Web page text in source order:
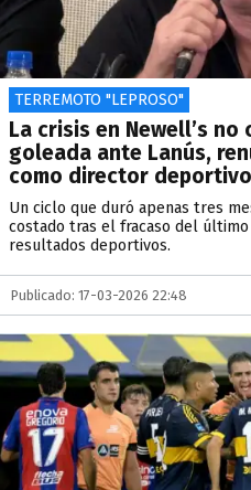
TERREMOTO "LEPROSO"
La crisis en Newell’s
goleada ante Lanús,
como director deportivo
Un ciclo que duró apenas tres
costado tras el fracaso del
resultados deportivos.
Publicado: 17-03-2026 22:48